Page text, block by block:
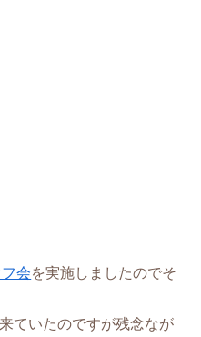
会を実施しましたのでそ
ていたのですが残念なが